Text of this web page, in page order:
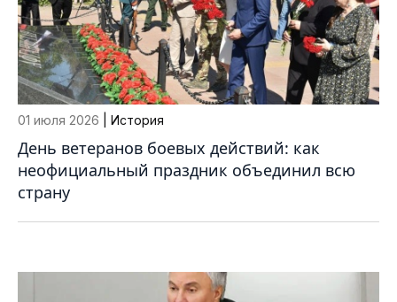
01 июля 2026 | История
День ветеранов боевых действий: как
неофициальный праздник объединил всю
страну